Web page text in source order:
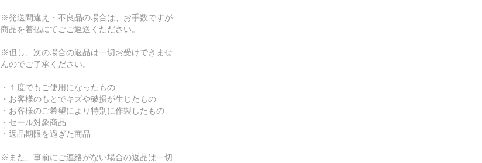
※発送間違え・不良品の場合は、お手数ですが
商品を着払にてごご返送くたださい。
※但し、次の場合の返品は一切お受けできませ
んのでご了承ください。
・１度でもご使用になったもの
・お客様のもとでキズや破損が生じたもの
・お客様のご希望により特別に作製したもの
・セール対象商品
・返品期限を過ぎた商品
※また、事前にご連絡がない場合の返品は一切